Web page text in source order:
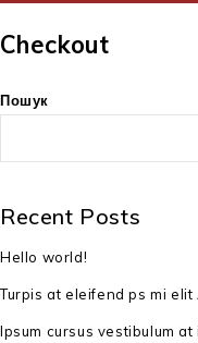
Checkout
Пошук
Recent Posts
Hello world!
Turpis at eleifend ps mi elit
Ipsum cursus vestibulum at